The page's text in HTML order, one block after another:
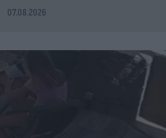
07.08.2026